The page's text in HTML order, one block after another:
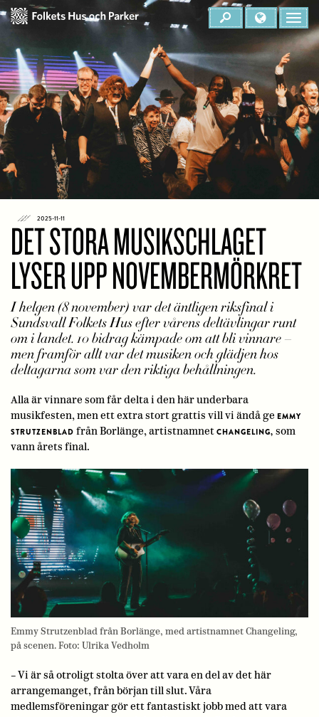
2025-11-11
DET STORA MUSIKSCHLAGET
LYSER UPP NOVEMBERMÖRKRET
I helgen (8 november) var det äntligen riksfinal i
Sundsvall Folkets Hus efter vårens deltävlingar runt
om i landet. 10 bidrag kämpade om att bli vinnare –
men framför allt var det musiken och glädjen hos
deltagarna som var den riktiga behållningen.
Alla är vinnare som får delta i den här underbara
musikfesten, men ett extra stort grattis vill vi ändå ge EMMY
STRUTZENBLAD från Borlänge, artistnamnet CHANGELING, som
vann årets final.
Emmy Strutzenblad från Borlänge, med artistnamnet Changeling,
på scenen. Foto: Ulrika Vedholm
– Vi är så otroligt stolta över att vara en del av det här
arrangemanget, från början till slut. Våra
medlemsföreningar gör ett fantastiskt jobb med att vara